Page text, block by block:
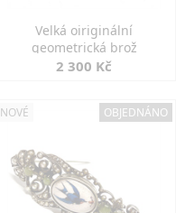
Velká oiriginální
geometrická brož
2 300 Kč
NOVÉ OBJEDNÁNO